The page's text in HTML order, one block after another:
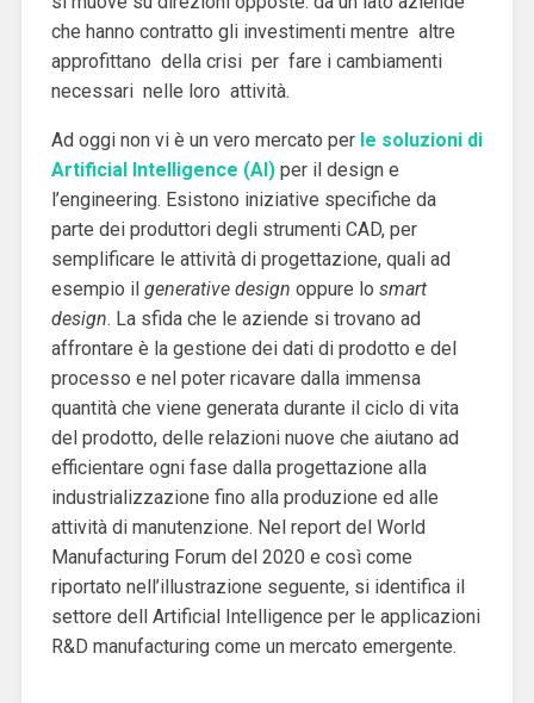
che hanno contratto gli investimenti mentre altre
approfittano della crisi per fare i cambiamenti
necessari nelle loro attività.
Ad oggi non vi è un vero mercato per le soluzioni di
Artificial Intelligence (AI)per il design e
l’engineering. Esistono iniziative specifiche da
parte dei produttori degli strumenti CAD, per
semplificare le attività di progettazione, quali ad
esempio il generative design oppure lo smart
design. La sfida che le aziende si trovano ad
affrontare è la gestione dei dati di prodotto e del
processo e nel poter ricavare dalla immensa
quantità che viene generata durante il ciclo di vita
del prodotto, delle relazioni nuove che aiutano ad
efficientare ogni fase dalla progettazione alla
industrializzazione fino alla produzione ed alle
attività di manutenzione. Nel report del World
Manufacturing Forum del 2020 e così come
riportato nell’illustrazione seguente, si identifica il
settore dell Artificial Intelligence per le applicazioni
R&D manufacturing come un mercato emergente.